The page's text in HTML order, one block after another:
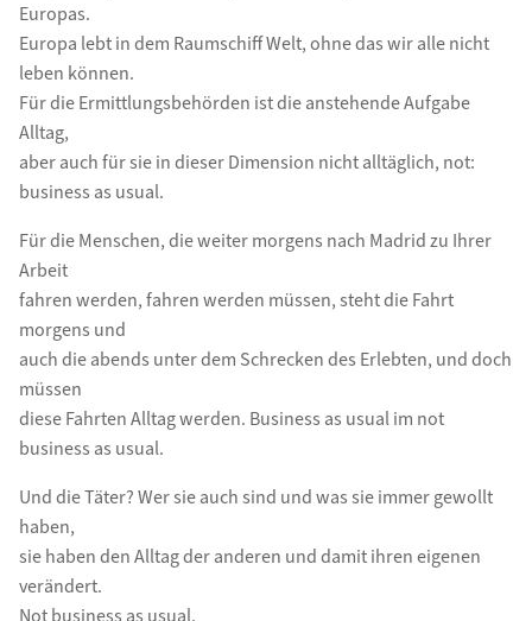
Europas.
Europa lebt in dem Raumschiff Welt, ohne das wir alle nicht
leben können.
Für die Ermittlungsbehörden ist die anstehende Aufgabe
Alltag,
aber auch für sie in dieser Dimension nicht alltäglich, not:
business as usual.
Für die Menschen, die weiter morgens nach Madrid zu Ihrer
Arbeit
fahren werden, fahren werden müssen, steht die Fahrt
morgens und
auch die abends unter dem Schrecken des Erlebten, und doch
müssen
diese Fahrten Alltag werden. Business as usual im not
business as usual.
Und die Täter? Wer sie auch sind und was sie immer gewollt
haben,
sie haben den Alltag der anderen und damit ihren eigenen
verändert.